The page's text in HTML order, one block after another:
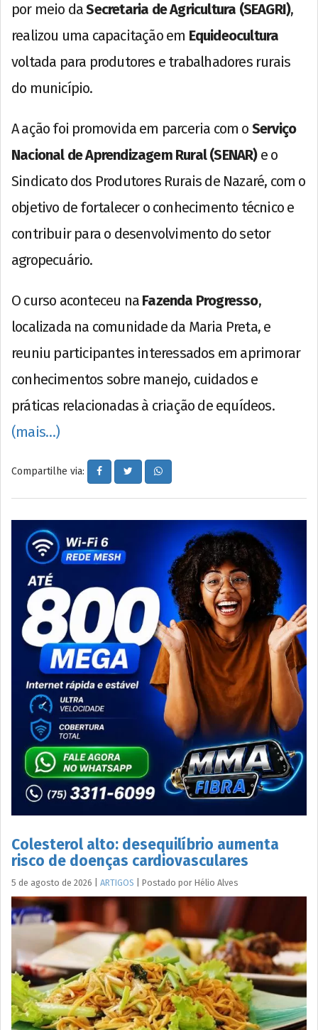
por meio daSecretaria de Agricultura (SEAGRI),
realizou uma capacitação em Equideocultura
voltada para produtores e trabalhadores rurais
do município.
A ação foi promovida em parceria com o Serviço
Nacional de Aprendizagem Rural (SENAR)e o
Sindicato dos Produtores Rurais de Nazaré, com o
objetivo de fortalecer o conhecimento técnico e
contribuir para o desenvolvimento do setor
agropecuário.
O curso aconteceu na Fazenda Progresso,
localizada na comunidade da Maria Preta, e
reuniu participantes interessados em aprimorar
conhecimentos sobre manejo, cuidados e
práticas relacionadas à criação de equídeos.
(mais…)
Compartilhe via:
Colesterol alto: desequilíbrio aumenta
risco de doenças cardiovasculares
5 de agosto de 2026 ARTIGOS Postado por Hélio Alves